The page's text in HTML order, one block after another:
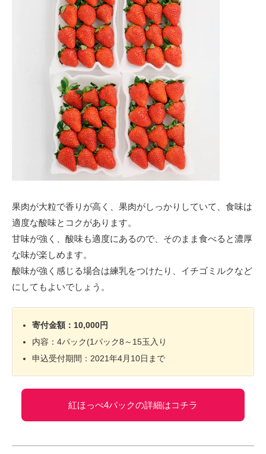
果肉が大粒で香りが高く、果肉がしっかりしていて、食味は
適度な酸味とコクがあります。
甘味が強く、酸味も適度にあるので、そのまま食べると濃厚
な味が楽しめます。
酸味が強く感じる場合は練乳をつけたり、イチゴミルクなど
にしてもよいでしょう。
寄付金額：10,000円
内容：4パック(1パック8～15玉入り
申込受付期間：2021年4月10日まで
紅ほっぺ4パックの詳細はコチラ